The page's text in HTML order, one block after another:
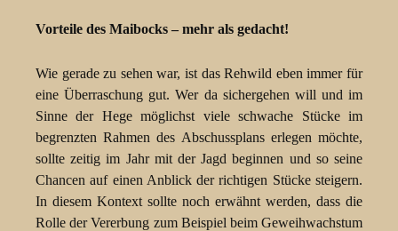
Vorteile des Maibocks – mehr als gedacht!
Wie gerade zu sehen war, ist das Rehwild eben immer für
eine Überraschung gut. Wer da sichergehen will und im
Sinne der Hege möglichst viele schwache Stücke im
begrenzten Rahmen des Abschussplans erlegen möchte,
sollte zeitig im Jahr mit der Jagd beginnen und so seine
Chancen auf einen Anblick der richtigen Stücke steigern.
In diesem Kontext sollte noch erwähnt werden, dass die
Rolle der Vererbung zum Beispiel beim Geweihwachstum